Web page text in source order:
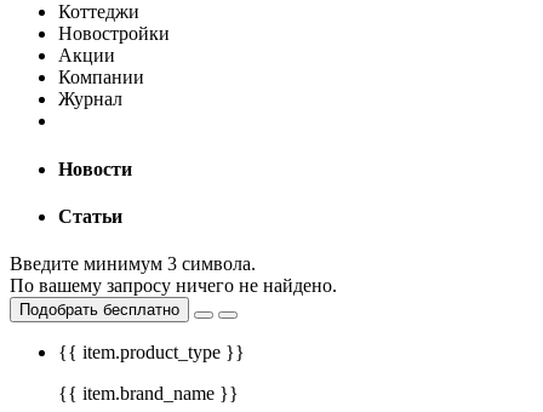
Коттеджи
Новостройки
Акции
Компании
Журнал
Новости
Статьи
Введите минимум 3 символа.
По вашему запросу ничего не найдено.
Подобрать бесплатно
{{ item.product_type }}
{{ item.brand_name }}